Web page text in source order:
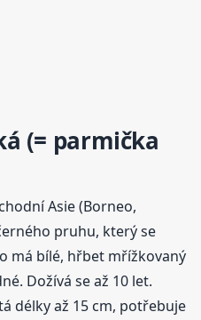
(= parmička
Asie (Borneo,
pruhu, který se
má bílé, hřbet mřížkovaný
Dožívá se až 10 let.
délky až 15 cm, potřebuje